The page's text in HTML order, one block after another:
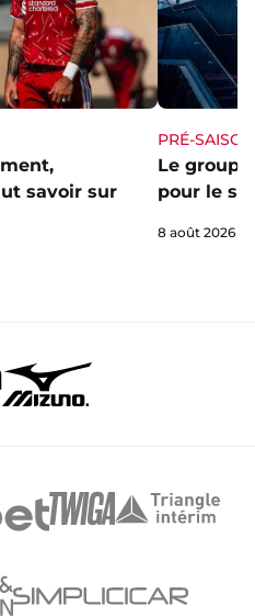
savoir sur
PRÉ-SAISON
Le groupe
pour le
8 août 2026